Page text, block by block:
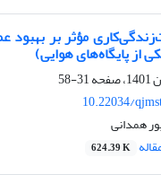
مؤثر بر بهبود
از پایگاه‌های هوایی)
31-58
10.22034/
همدانی
624.39 K